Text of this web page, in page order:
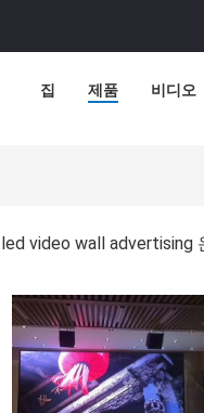
집 제품 비디오
led video wall advertising